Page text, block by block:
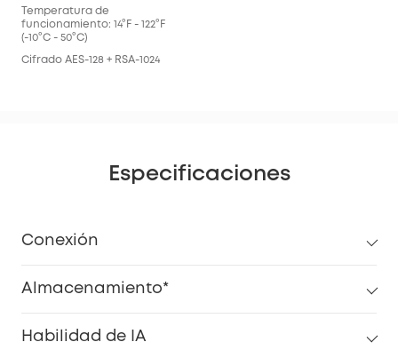
Temperatura de
funcionamiento: 14°F - 122°F
(-10°C - 50°C)
Cifrado AES-128 + RSA-1024
Especificaciones
Conexión
Almacenamiento*
Habilidad de IA